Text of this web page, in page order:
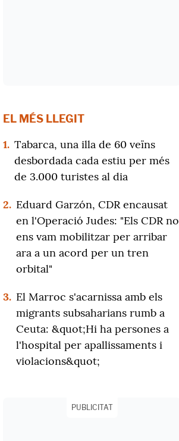
EL MÉS LLEGIT
1. Tabarca, una illa de 60 veïns
desbordada cada estiu per més
de 3.000 turistes al dia
2. Eduard Garzón, CDR encausat
en l'Operació Judes: "Els CDR no
ens vam mobilitzar per arribar
ara a un acord per un tren
orbital"
3. El Marroc s'acarnissa amb els
migrants subsaharians rumb a
Ceuta: &quot;Hi ha persones a
l'hospital per apallissaments i
violacions&quot;
PUBLICITAT